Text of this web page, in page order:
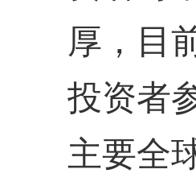
厚，目
投资者
主要全